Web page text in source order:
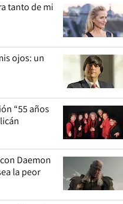
tanto de mi
ojos: un
“55 años
Daemon
la peor